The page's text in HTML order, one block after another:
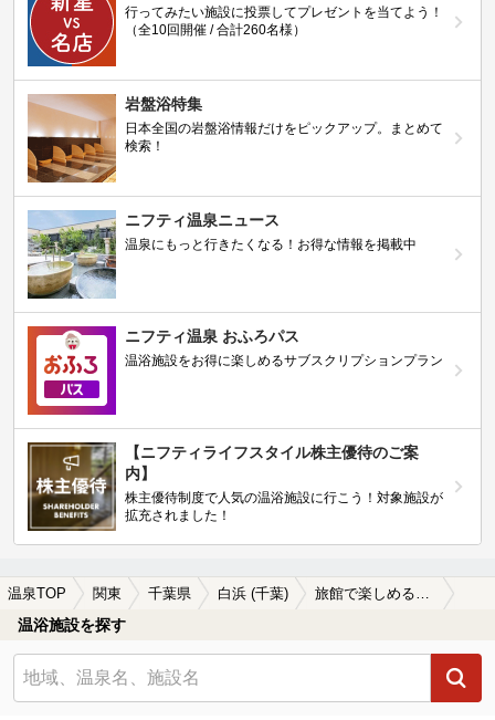
行ってみたい施設に投票してプレゼントを当てよう！
（全10回開催 / 合計260名様）
岩盤浴特集
日本全国の岩盤浴情報だけをピックアップ。まとめて
検索！
ニフティ温泉ニュース
温泉にもっと行きたくなる！お得な情報を掲載中
ニフティ温泉 おふろパス
温浴施設をお得に楽しめるサブスクリプションプラン
【ニフティライフスタイル株主優待のご案
内】
株主優待制度で人気の温浴施設に行こう！対象施設が
拡充されました！
温泉TOP 関東 千葉県 白浜 (千葉)
温浴施設を探す